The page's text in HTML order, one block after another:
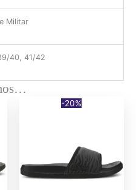
Militar
40, 41/42
-20%